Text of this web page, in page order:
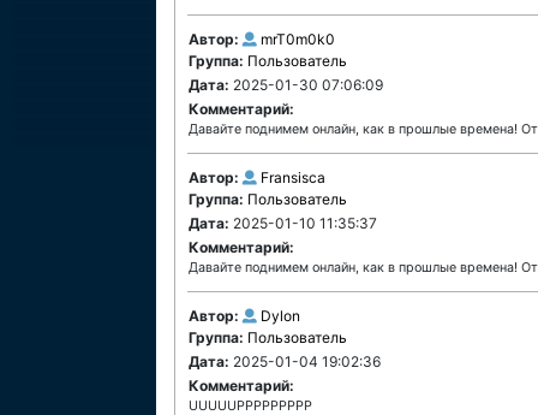
Автор:
mrT0m0k0
Группа: Пользователь
Дата: 2025-01-30 07:06:09
Комментарий:
Давайте поднимем онлайн, как в прошлые времена!
Автор:
Fransisca
Группа: Пользователь
Дата: 2025-01-10 11:35:37
Комментарий:
Давайте поднимем онлайн, как в прошлые времена!
Автор:
Dylon
Группа: Пользователь
Дата: 2025-01-04 19:02:36
Комментарий:
UUUUUPPPPPPPPP